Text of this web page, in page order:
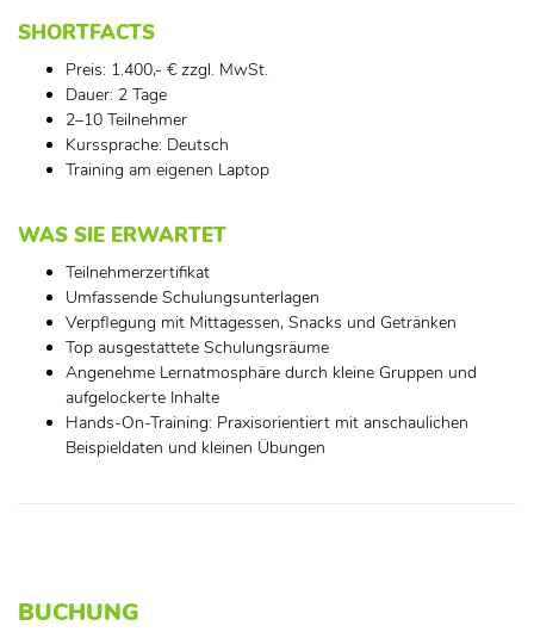
SHORTFACTS
Preis: 1.400,- € zzgl. MwSt.
Dauer: 2 Tage
2–10 Teilnehmer
Kurssprache: Deutsch
Training am eigenen Laptop
WAS SIE ERWARTET
Teilnehmerzertifikat
Umfassende Schulungsunterlagen
Verpflegung mit Mittagessen, Snacks und Getränken
Top ausgestattete Schulungsräume
Angenehme Lernatmosphäre durch kleine Gruppen und
aufgelockerte Inhalte
Hands-On-Training: Praxisorientiert mit anschaulichen
Beispieldaten und kleinen Übungen
BUCHUNG